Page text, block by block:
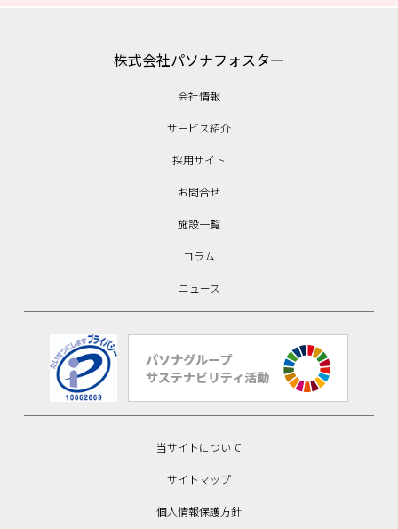
株式会社パソナフォスター
会社情報
サービス紹介
採用サイト
お問合せ
施設一覧
コラム
ニュース
当サイトについて
サイトマップ
個人情報保護方針